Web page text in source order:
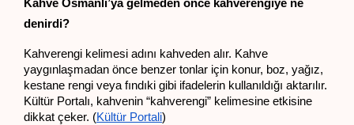
Kahve Osmanlı’ya gelmeden önce kahverengiye ne
denirdi?
Kahverengi kelimesi adını kahveden alır. Kahve
yaygınlaşmadan önce benzer tonlar için konur, boz, yağız,
kestane rengi veya fındıki gibi ifadelerin kullanıldığı aktarılır.
Kültür Portalı, kahvenin “kahverengi” kelimesine etkisine
dikkat çeker. (Kültür Portali)